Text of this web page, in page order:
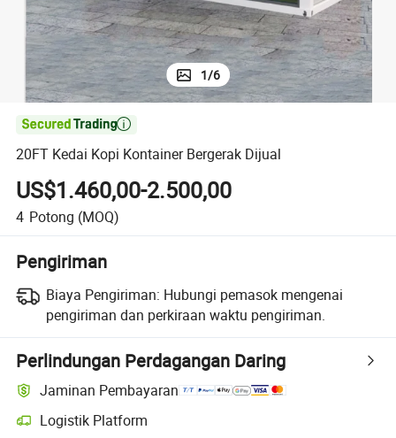
1/6

20FT Kedai Kopi Kontainer Bergerak Dijual
US$1.460,00-2.500,00
4 Potong (MOQ)
Pengiriman
Biaya Pengiriman: Hubungi pemasok mengenai
pengiriman dan perkiraan waktu pengiriman.
Perlindungan Perdagangan Daring
Jaminan Pembayaran
Logistik Platform
Pelacakan pengiriman yang lebih jelas dengan logistik yang